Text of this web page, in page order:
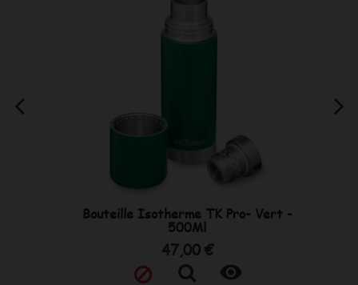
Bouteille Isotherme TK Pro- Vert -
500Ml
Prix
47,00 €
